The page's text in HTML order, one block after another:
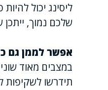
ליסינג יכול
שלכם נמוך,
אפשר לממן גם
במצבים מאוד
תידרשו לשקיפות